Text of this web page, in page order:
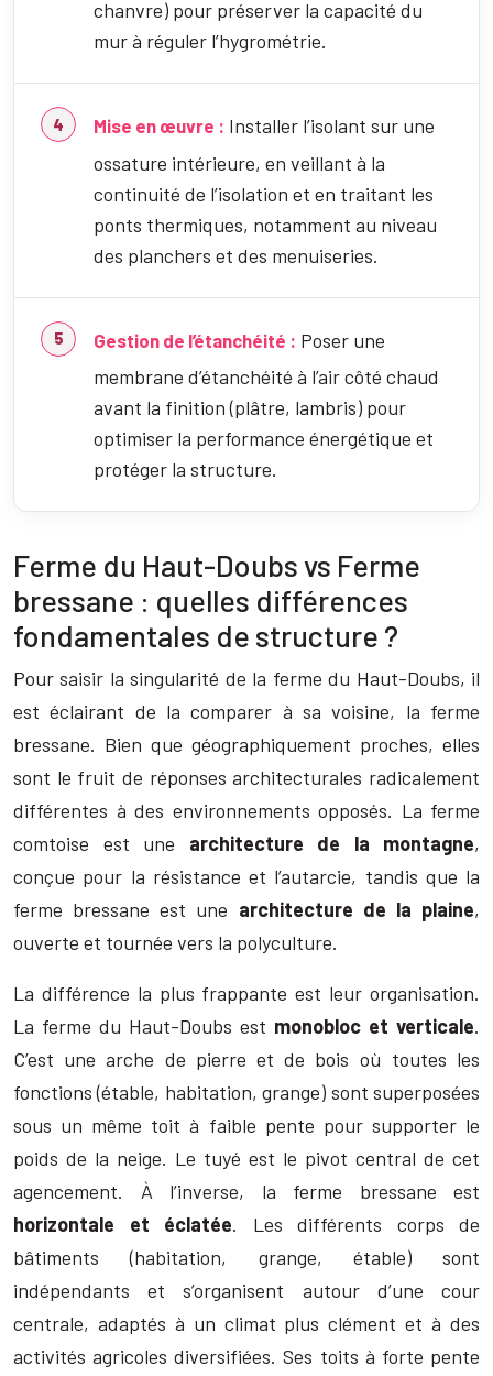
chanvre) pour préserver la capacité du
mur à réguler l’hygrométrie.
Mise en œuvre : Installer l’isolant sur une
ossature intérieure, en veillant à la
continuité de l’isolation et en traitant les
ponts thermiques, notamment au niveau
des planchers et des menuiseries.
Gestion de l’étanchéité : Poser une
membrane d’étanchéité à l’air côté chaud
avant la finition (plâtre, lambris) pour
optimiser la performance énergétique et
protéger la structure.
Ferme du Haut-Doubs vs Ferme
bressane : quelles différences
fondamentales de structure ?
Pour saisir la singularité de la ferme du Haut-Doubs, il
est éclairant de la comparer à sa voisine, la ferme
bressane. Bien que géographiquement proches, elles
sont le fruit de réponses architecturales radicalement
différentes à des environnements opposés. La ferme
comtoise est une architecture de la montagne,
conçue pour la résistance et l’autarcie, tandis que la
ferme bressane est une architecture de la plaine,
ouverte et tournée vers la polyculture.
La différence la plus frappante est leur organisation.
La ferme du Haut-Doubs est monobloc et verticale.
C’est une arche de pierre et de bois où toutes les
fonctions (étable, habitation, grange) sont superposées
sous un même toit à faible pente pour supporter le
poids de la neige. Le tuyé est le pivot central de cet
agencement. À l’inverse, la ferme bressane est
horizontale et éclatée. Les différents corps de
bâtiments (habitation, grange, étable) sont
indépendants et s’organisent autour d’une cour
centrale, adaptés à un climat plus clément et à des
activités agricoles diversifiées. Ses toits à forte pente